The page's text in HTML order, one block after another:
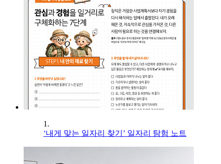
1.
‘내게 맞는 일자리 찾기’ 일자리 탐험 노트